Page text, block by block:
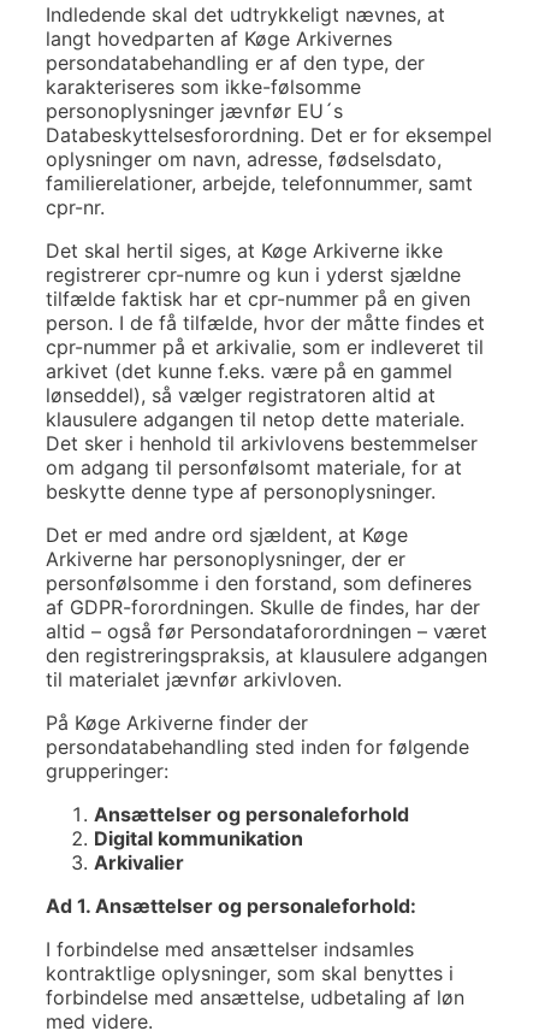
Indledende skal det udtrykkeligt nævnes, at
langt hovedparten af Køge Arkivernes
persondatabehandling er af den type, der
karakteriseres som ikke-følsomme
personoplysninger jævnfør EU´s
Databeskyttelsesforordning. Det er for eksempel
oplysninger om navn, adresse, fødselsdato,
familierelationer, arbejde, telefonnummer, samt
cpr-nr.
Det skal hertil siges, at Køge Arkiverne ikke
registrerer cpr-numre og kun i yderst sjældne
tilfælde faktisk har et cpr-nummer på en given
person. I de få tilfælde, hvor der måtte findes et
cpr-nummer på et arkivalie, som er indleveret til
arkivet (det kunne f.eks. være på en gammel
lønseddel), så vælger registratoren altid at
klausulere adgangen til netop dette materiale.
Det sker i henhold til arkivlovens bestemmelser
om adgang til personfølsomt materiale, for at
beskytte denne type af personoplysninger.
Det er med andre ord sjældent, at Køge
Arkiverne har personoplysninger, der er
personfølsomme i den forstand, som defineres
af GDPR-forordningen. Skulle de findes, har der
altid – også før Persondataforordningen – været
den registreringspraksis, at klausulere adgangen
til materialet jævnfør arkivloven.
På Køge Arkiverne finder der
persondatabehandling sted inden for følgende
grupperinger:
Ansættelser og personaleforhold
Digital kommunikation
Arkivalier
Ad 1. Ansættelser og personaleforhold:
I forbindelse med ansættelser indsamles
kontraktlige oplysninger, som skal benyttes i
forbindelse med ansættelse, udbetaling af løn
med videre.